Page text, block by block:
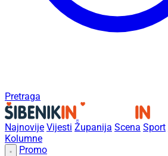
Pretraga
Najnovije Vijesti Županija Scena Sport
Kolumne
Promo